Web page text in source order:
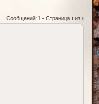
Сообщений: 1 • Страница 1 из 1